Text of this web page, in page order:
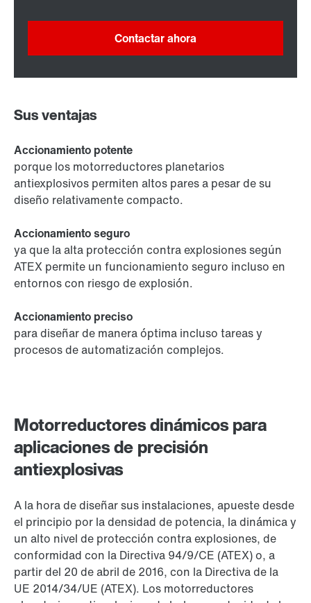
Motorreductores dinámicos para
aplicaciones de precisión
antiexplosivas
A la hora de diseñar sus instalaciones, apueste desde
el principio por la densidad de potencia, la dinámica y
un alto nivel de protección contra explosiones, de
conformidad con la Directiva 94/9/CE (ATEX) o, a
partir del 20 de abril de 2016, con la Directiva de la
UE 2014/34/UE (ATEX). Los motorreductores
Contactar ahora
Sus ventajas
Accionamiento potente
porque los motorreductores planetarios
antiexplosivos permiten altos pares a pesar de su
diseño relativamente compacto.
Accionamiento seguro
ya que la alta protección contra explosiones según
ATEX permite un funcionamiento seguro incluso en
entornos con riesgo de explosión.
Accionamiento preciso
para diseñar de manera óptima incluso tareas y
procesos de automatización complejos.